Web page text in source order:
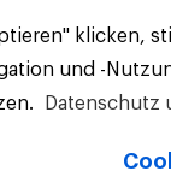
klicken,
und -
Datenschutz